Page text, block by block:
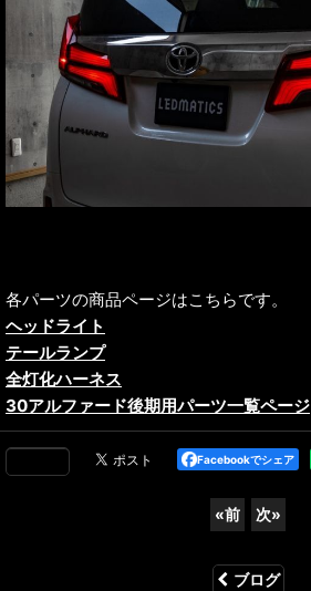
各パーツの商品ページはこちらです。
ヘッドライト
テールランプ
全灯化ハーネス
30アルファード後期用パーツ一覧ページ
Facebookでシェア
«前 次»
ブログ